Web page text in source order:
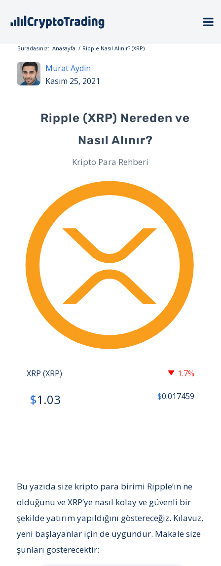
Buradasınız: Anasayfa / Ripple Nasıl Alınır? (XRP)
Murat Aydin
Kasım 25, 2021
Ripple (XRP) Nereden ve
Nasıl Alınır?
Kripto Para Rehberi
XRP (XRP) 1.7%
$1.03 $0.017459
Bu yazıda size kripto para birimi Ripple’ın ne
olduğunu ve XRP’ye nasıl kolay ve güvenli bir
şekilde yatırım yapıldığını göstereceğiz. Kılavuz,
yeni başlayanlar için de uygundur. Makale size
şunları gösterecektir: